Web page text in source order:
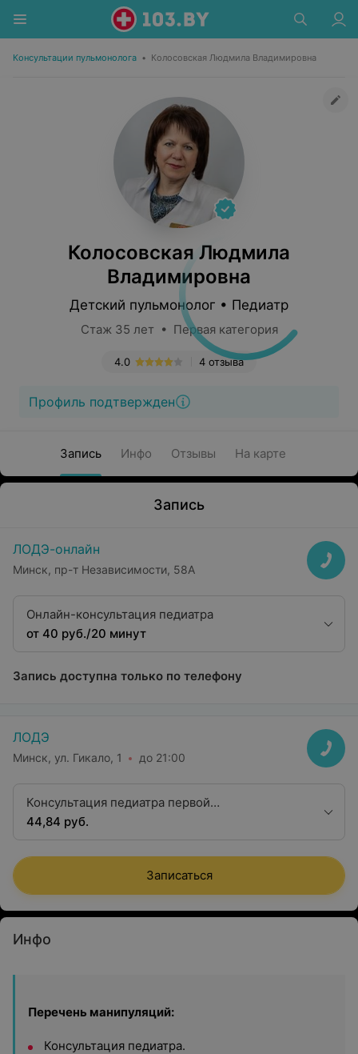
Консультации пульмонолога • Колосовская Людмила Владимировна
Колосовская Людмила
Владимировна
Детский пульмонолог • Педиатр
Стаж 35 лет • Первая категория
4 отзыва
4.0
Профиль подтвержден
Запись Инфо Отзывы На карте
Запись
ЛОДЭ-онлайн
Минск, пр-т Независимости, 58А
Онлайн-консультация педиатра
от 40 руб./20 минут
Запись доступна только по телефону
ЛОДЭ
Минск, ул. Гикало, 1 до 21:00
Консультация педиатра первой
квалификационной категории
44,84 руб.
Записаться
Инфо
Перечень манипуляций:
Консультация педиатра.